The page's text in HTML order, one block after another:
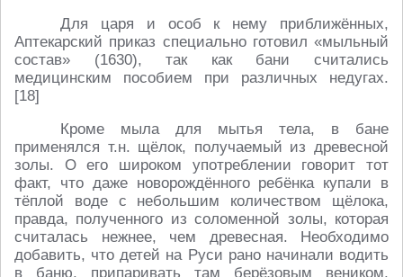
Для царя и особ к нему приближённых,
Аптекарский приказ специально готовил «мыльный
состав» (1630), так как бани считались
медицинским пособием при различных недугах.
[18]
Кроме мыла для мытья тела, в бане
применялся т.н. щёлок, получаемый из древесной
золы. О его широком употреблении говорит тот
факт, что даже новорождённого ребёнка купали в
тёплой воде с небольшим количеством щёлока,
правда, полученного из соломенной золы, которая
считалась нежнее, чем древесная. Необходимо
добавить, что детей на Руси рано начинали водить
в баню, припаривать там берёзовым веником,